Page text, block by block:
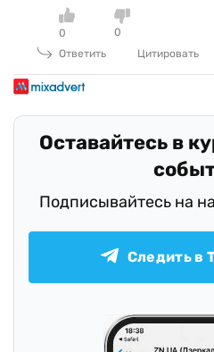
0
0
Ответить
Цитировать
Оставайтесь в
Подписывайтесь на
Следить в